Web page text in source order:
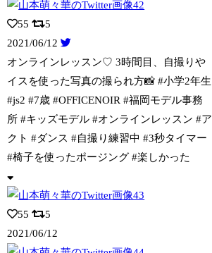
55
5
2021/06/12
オンラインレッスン♡ 3時間目、自撮りや
イスを使った写真の撮られ方📸 #小学2年生
#js2 #7歳 #OFFICENOIR #福岡モデル事務
所 #キッズモデル #オンラインレッスン #ア
クト #ダンス #自撮り練習中 #3秒タイマー
#椅子を使ったポージング #楽しかった
55
5
2021/06/12